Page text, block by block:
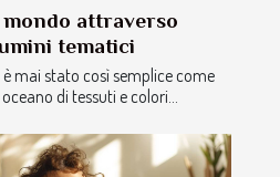
attraverso
tematici
mai stato così semplice come
di tessuti e colori...